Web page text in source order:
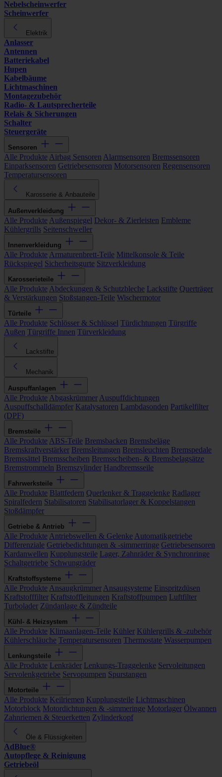
Nebelscheinwerfer
Scheinwerfer
Elektrik
Anlasser
Antennen
Batteriekabel
Hupen
Kabelbäume
Lichtmaschinen
Montagezubehör
Radio- & Lautsprecherteile
Relais & Sicherungen
Schalter
Steuergeräte
Sensoren
Alle Produkte Airbag Sensoren Alarmsensoren Bremssensoren
Einparksensoren Getriebesensoren Motorsensoren Regensensoren
Temperatursensoren
Karosserie & Anbauteile
Außenverkleidung
Alle Produkte Außenspiegel Dekor- & Zierleisten Embleme
Kühlergrills Seitenschweller
Innenverkleidung
Alle Produkte Armaturenbrett-Teile Mittelkonsole & Teile
Rückspiegel Sicherheitsgurte Sitzverkleidung
Karosserieteile
Alle Produkte Abdeckungen & Schutzbleche Lackstifte Querträger
& Verstärkungen Stoßstangen-Teile Wischermotor
Türteile
Alle Produkte Schlösser & Schlüssel Türdichtungen Türgriffe
Außen Türgriffe Innen Türverkleidung
Lackstifte
Mechanik
Auspuffanlagen
Alle Produkte Abgaskrümmer Auspuffdichtungen
Auspuffschalldämpfer Katalysatoren Lambdasonden Partikelfilter
(DPF)
Bremsteile
Alle Produkte ABS-Teile Bremsbacken Bremsbeläge
Bremskraftverstärker Bremsleitungen Bremsleuchten Bremspedale
Bremssättel Bremsscheiben Bremsscheiben- & Bremsbelagsätze
Bremstrommeln Bremszylinder Handbremsseile
Fahrwerksteile
Alle Produkte Blattfedern Querlenker & Traggelenke Radlager
Spiralfedern Stabilisatoren Stabilisatorlager & Koppelstangen
Stoßdämpfer
Getriebe & Antrieb
Alle Produkte Antriebswellen & Gelenke Automatikgetriebe
Differenziale Getriebedichtungen & -simmerringe Getriebesensoren
Kardanwellen Kupplungsteile Lager, Zahnräder & Synchronringe
Schaltgetriebe Schwungräder
Kraftstoffsysteme
Alle Produkte Ansaugkrümmer Ansaugsysteme Einspritzdüsen
Kraftstofffilter Kraftstoffleitungen Kraftstoffpumpen Luftfilter
Turbolader Zündanlage & Zündteile
Kühl- & Heizsystem
Alle Produkte Klimaanlagen-Teile Kühler Kühlergrills & -zubehör
Kühlerschläuche Temperatursensoren Thermostate Wasserpumpen
Lenkungsteile
Alle Produkte Lenkräder Lenkungs-Traggelenke Servoleitungen
Servolenkgetriebe Servopumpen Spurstangen
Motorteile
Alle Produkte Keilriemen Kupplungsteile Lichtmaschinen
Motorblock Motordichtungen & -simmeringe Motorlager Ölwannen
Zahnriemen & Steuerketten Zylinderkopf
Öle & Flüssigkeiten
AdBlue®
Autopflege & Reinigung
Getriebeöl